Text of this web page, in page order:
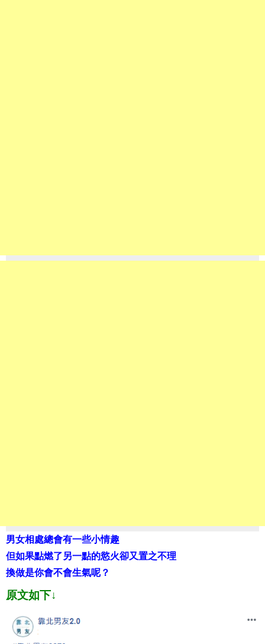
男女相處總會有一些小情趣
但如果點燃了另一點的慾火卻又置之不理
換做是你會不會生氣呢？
原文如下↓